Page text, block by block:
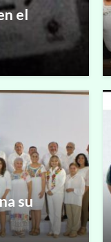
el
su